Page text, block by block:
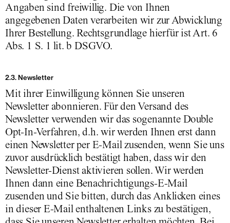
Angaben sind freiwillig. Die von Ihnen
angegebenen Daten verarbeiten wir zur Abwicklung
Ihrer Bestellung. Rechtsgrundlage hierfür ist Art. 6
Abs. 1 S. 1 lit. b DSGVO.
2.3. Newsletter
Mit ihrer Einwilligung können Sie unseren
Newsletter abonnieren. Für den Versand des
Newsletter verwenden wir das sogenannte Double
Opt-In-Verfahren, d.h. wir werden Ihnen erst dann
einen Newsletter per E-Mail zusenden, wenn Sie uns
zuvor ausdrücklich bestätigt haben, dass wir den
Newsletter-Dienst aktivieren sollen. Wir werden
Ihnen dann eine Benachrichtigungs-E-Mail
zusenden und Sie bitten, durch das Anklicken eines
in dieser E-Mail enthaltenen Links zu bestätigen,